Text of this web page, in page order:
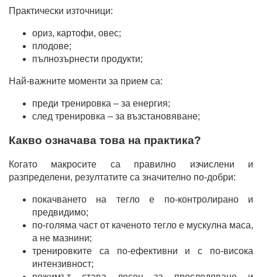
Практически източници:
ориз, картофи, овес;
плодове;
пълнозърнести продукти;
Най-важните моменти за прием са:
преди тренировка – за енергия;
след тренировка – за възстановяване;
Какво означава това на практика?
Когато макросите са правилно изчислени и
разпределени, резултатите са значително по-добри:
покачването на тегло е по-контролирано и
предвидимо;
по-голяма част от каченото тегло е мускулна маса,
а не мазнини;
тренировките са по-ефективни и с по-висока
интензивност;